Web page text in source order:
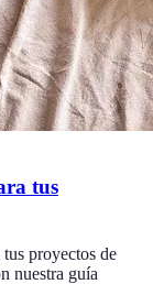
tus
proyectos de
nuestra guía